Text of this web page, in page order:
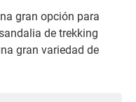
gran opción para
de trekking
gran variedad de